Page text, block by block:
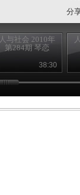
分
人与社会 2010年
第284期 琴恋
38:30